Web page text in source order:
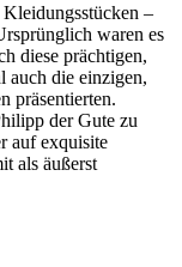
–
waren es
diese prächtigen,
auch die einzigen,
präsentierten.
der Gute zu
auf exquisite
als äußerst